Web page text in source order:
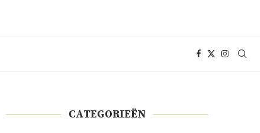
CATEGORIEËN